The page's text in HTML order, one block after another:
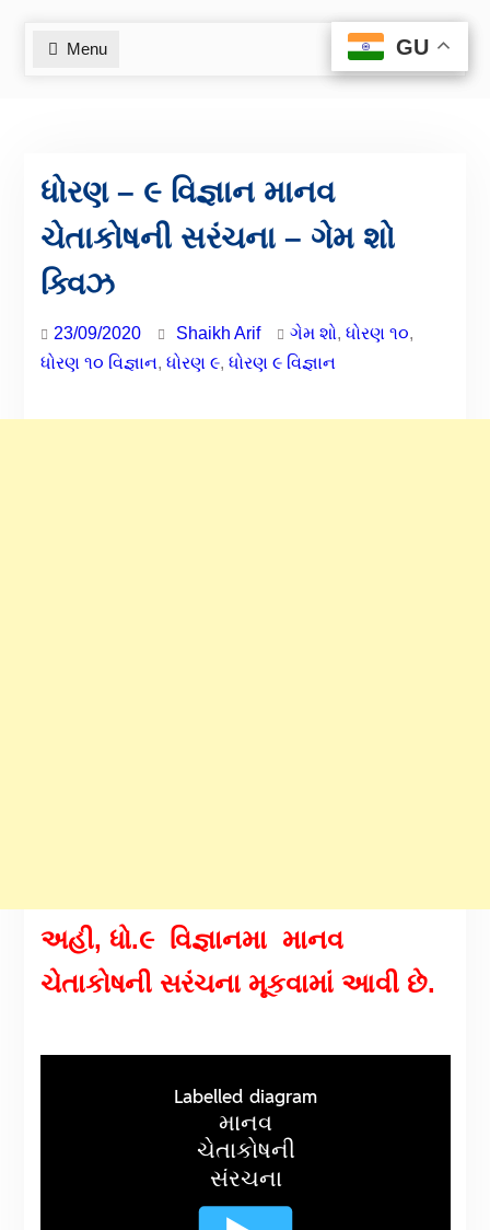
Menu
ધોરણ – ૯ વિજ્ઞાન માનવ
ચેતાકોષની સરંચના – ગેમ શો
ક્વિઝ
23/09/2020 Shaikh Arif ગેમ શો, ધોરણ ૧૦,
ધોરણ ૧૦ વિજ્ઞાન, ધોરણ ૯, ધોરણ ૯ વિજ્ઞાન
અહી, ધો.૯ વિજ્ઞાનમા માનવ
ચેતાકોષની સરંચના મૂકવામાં આવી છે.
GU
GU